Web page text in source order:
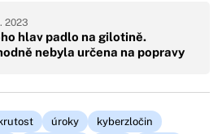
hlav padlo na gilotině.
nebyla určena na popravy
2023
úroky
kyberzločin